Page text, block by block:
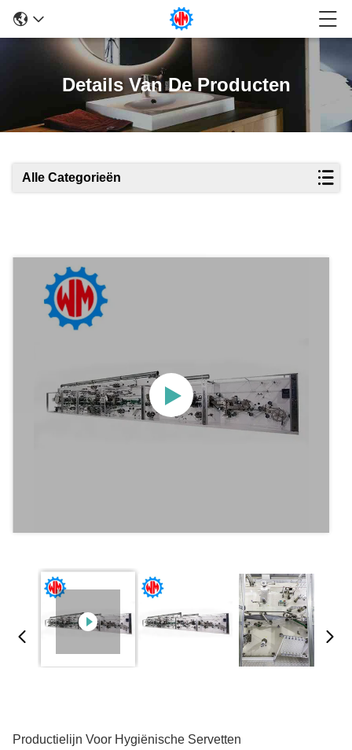
Details Van De Producten
Alle Categorieën
Productielijn Voor Hygiënische Servetten